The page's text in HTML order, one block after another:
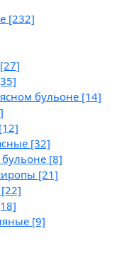
[232]
[27]
бульоне [14]
[12]
[32]
[8]
[21]
[22]
[9]